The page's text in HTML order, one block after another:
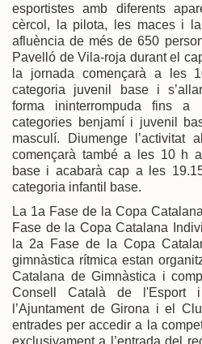
esportistes amb diferents
cèrcol, la pilota, les maces i
afluència de més de 650
Pavelló de Vila-roja durant el
la jornada començarà a les
categoria juvenil base i
forma ininterrompuda fins
categories benjamí i juvenil
masculí. Diumenge l’activitat
començarà també a les 10 h
base i acabarà cap a les
categoria infantil base.
La 1a Fase de la Copa
Fase de la Copa Catalana
la 2a Fase de la Copa
gimnàstica rítmica estan
Catalana de Gimnàstica i
Consell Català de l'Esport
l’Ajuntament de Girona i el
entrades per accedir a la
exclusivament a l’entrada del